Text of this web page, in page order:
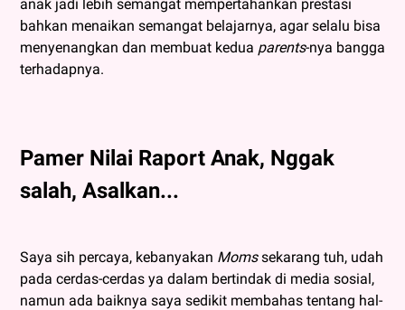
anak jadi lebih semangat mempertahankan prestasi
bahkan menaikan semangat belajarnya, agar selalu bisa
menyenangkan dan membuat kedua parents-nya bangga
terhadapnya.
Pamer Nilai Raport Anak, Nggak
salah, Asalkan...
Saya sih percaya, kebanyakan Momssekarang tuh, udah
pada cerdas-cerdas ya dalam bertindak di media sosial,
namun ada baiknya saya sedikit membahas tentang hal-